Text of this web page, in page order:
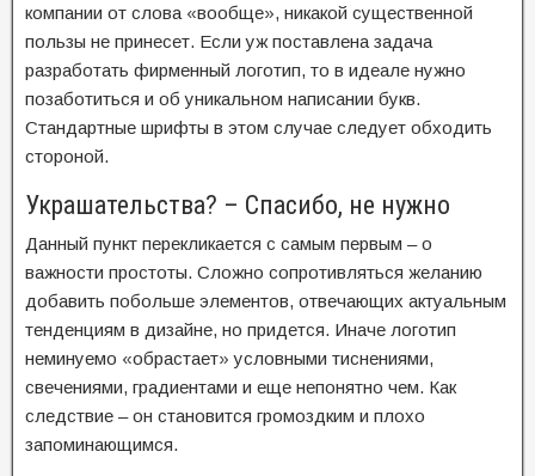
компании от слова «вообще», никакой существенной
пользы не принесет. Если уж поставлена задача
разработать фирменный логотип, то в идеале нужно
позаботиться и об уникальном написании букв.
Стандартные шрифты в этом случае следует обходить
стороной.
Украшательства? – Спасибо, не нужно
Данный пункт перекликается с самым первым – о
важности простоты. Сложно сопротивляться желанию
добавить побольше элементов, отвечающих актуальным
тенденциям в дизайне, но придется. Иначе логотип
неминуемо «обрастает» условными тиснениями,
свечениями, градиентами и еще непонятно чем. Как
следствие – он становится громоздким и плохо
запоминающимся.